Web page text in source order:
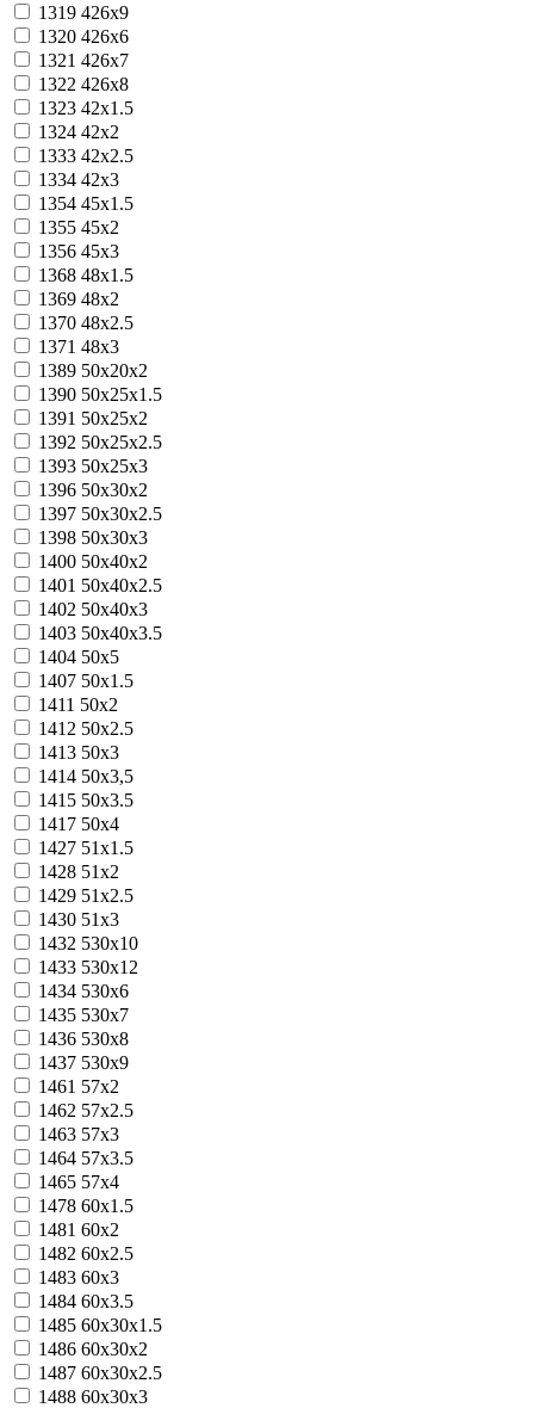
1319 426x9
1320 426х6
1321 426х7
1322 426х8
1323 42x1.5
1324 42x2
1333 42х2.5
1334 42х3
1354 45х1.5
1355 45х2
1356 45х3
1368 48х1.5
1369 48х2
1370 48х2.5
1371 48х3
1389 50x20x2
1390 50x25x1.5
1391 50x25x2
1392 50x25x2.5
1393 50x25x3
1396 50x30x2
1397 50x30x2.5
1398 50x30x3
1400 50x40x2
1401 50x40x2.5
1402 50x40x3
1403 50x40x3.5
1404 50x5
1407 50х1.5
1411 50х2
1412 50х2.5
1413 50х3
1414 50х3,5
1415 50х3.5
1417 50х4
1427 51х1.5
1428 51х2
1429 51х2.5
1430 51х3
1432 530x10
1433 530x12
1434 530x6
1435 530x7
1436 530x8
1437 530x9
1461 57х2
1462 57х2.5
1463 57х3
1464 57х3.5
1465 57х4
1478 60x1.5
1481 60x2
1482 60x2.5
1483 60x3
1484 60x3.5
1485 60x30x1.5
1486 60x30x2
1487 60x30x2.5
1488 60x30x3